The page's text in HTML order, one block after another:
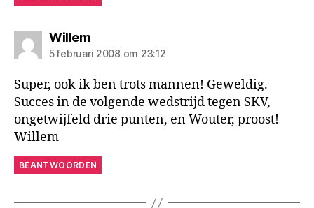
Willemzegt:
5 februari 2008 om 23:12
Super, ook ik ben trots mannen! Geweldig.
Succes in de volgende wedstrijd tegen SKV,
ongetwijfeld drie punten, en Wouter, proost!
Willem
BEANTWOORDEN